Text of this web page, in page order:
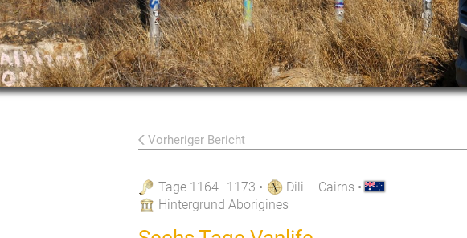
Vorheriger Bericht
Tage 1164–1173 • Dili – Cairns •
Hintergrund Aborigines